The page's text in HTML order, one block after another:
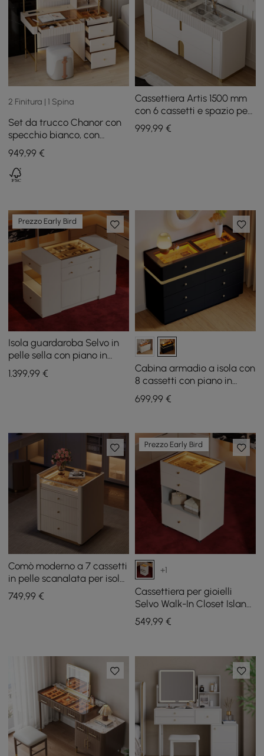
2 Finitura | 1 Spina
Set da trucco Chanor con
specchio bianco, con
portaoggetti per gioielli,
armadietto e sgabello
949,99 €
Cassettiera Artis 1500 mm
con 6 cassetti e spazio per
riporre gioielli
999,99€
Prezzo Early Bird
Isola guardaroba Selvo in
pelle sella con piano in
vetro, contenitore, luce e
espositore gioielli
1.399,99 €
Cabina armadio a isola con
8 cassetti con piano in
vetro da 1200 mm con luce
699,99€
Comò moderno a 7 cassetti
in pelle scanalata per isola
guardaroba con luce e
portagioie
749,99 €
Prezzo Early Bird
+1
Cassettiera per gioielli
Selvo Walk-In Closet Island
con ripiano in vetro e luce
549,99€